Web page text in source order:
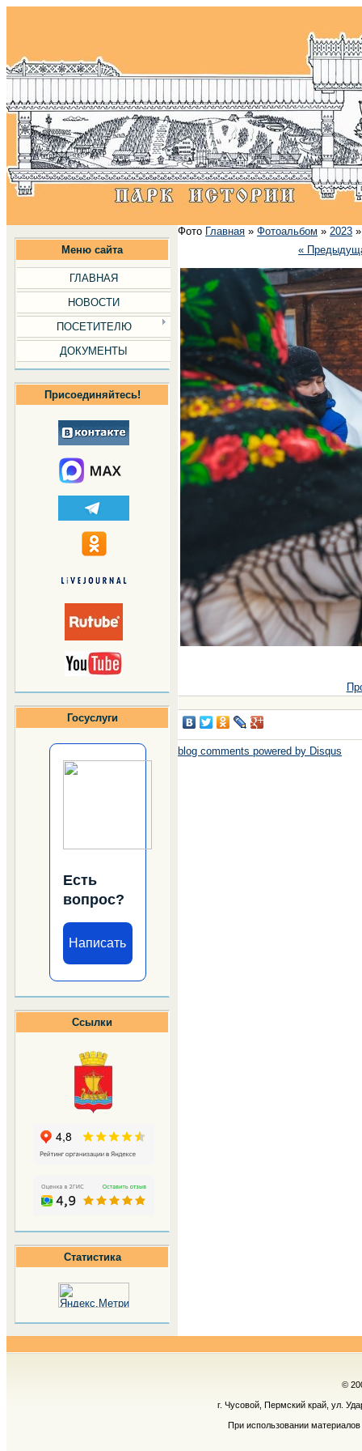
Меню сайта
ГЛАВНАЯ
НОВОСТИ
ПОСЕТИТЕЛЮ
ДОКУМЕНТЫ
Присоединяйтесь!
Госуслуги
Есть
вопрос?
Написать
Ссылки
Статистика
Фото Главная »Фотоальбом »2023
«
blog comments powered by Disqus
©
г. Чусовой, Пермский край, ул.
При использовании